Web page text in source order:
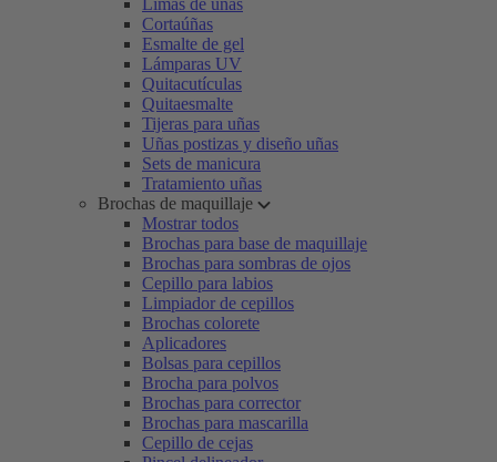
Limas de uñas
Cortaúñas
Esmalte de gel
Lámparas UV
Quitacutículas
Quitaesmalte
Tijeras para uñas
Uñas postizas y diseño uñas
Sets de manicura
Tratamiento uñas
Brochas de maquillaje
Mostrar todos
Brochas para base de maquillaje
Brochas para sombras de ojos
Cepillo para labios
Limpiador de cepillos
Brochas colorete
Aplicadores
Bolsas para cepillos
Brocha para polvos
Brochas para corrector
Brochas para mascarilla
Cepillo de cejas